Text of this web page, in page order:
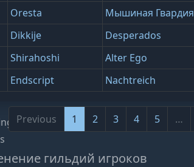
Oresta Мышиная Гвардия
Dikkije Desperados
Shirahoshi Alter Ego
Endscript Nachtreich
1 to 10 of 493
Previous 1 2 3 4 5 …
гильдий игроков